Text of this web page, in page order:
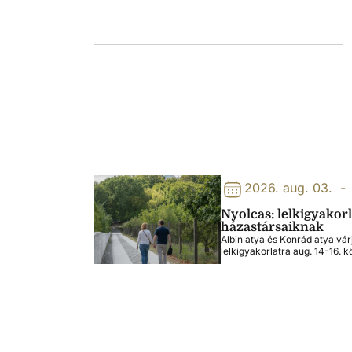
2026. aug. 03. -
Nyolcas:
házastársaiknak
Albin atya és Konrád atya
lelkigyakorlatra aug. 14-16.